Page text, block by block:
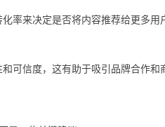
率来决定是否将内容推荐给更多
可信度，这有助于吸引品牌合作和